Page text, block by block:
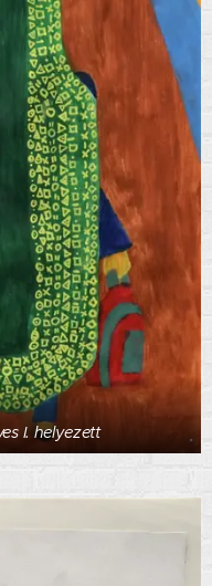
I. helyezett